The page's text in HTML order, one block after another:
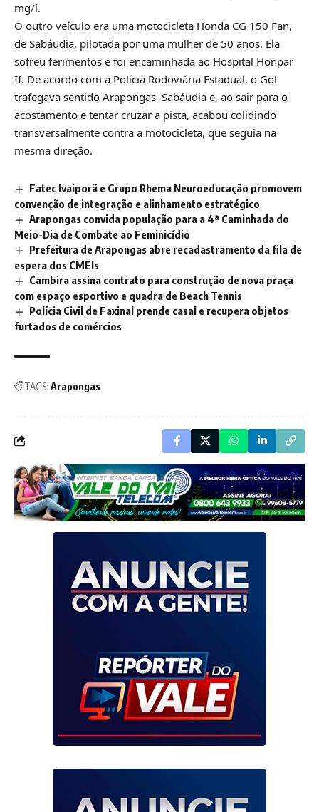
mg/l.
O outro veículo era uma motocicleta Honda CG 150 Fan,
de Sabáudia, pilotada por uma mulher de 50 anos. Ela
sofreu ferimentos e foi encaminhada ao Hospital Honpar
II. De acordo com a Polícia Rodoviária Estadual, o Gol
trafegava sentido Arapongas–Sabáudia e, ao sair para o
acostamento e tentar cruzar a pista, acabou colidindo
transversalmente contra a motocicleta, que seguia na
mesma direção.
Fatec Ivaiporã e Grupo Rhema Neuroeducação promovem
convenção de integração e alinhamento estratégico
Arapongas convida população para a 4ª Caminhada do
Meio-Dia de Combate ao Feminicídio
Prefeitura de Arapongas abre recadastramento da fila de
espera dos CMEIs
Cambira assina contrato para construção de nova praça
com espaço esportivo e quadra de Beach Tennis
Polícia Civil de Faxinal prende casal e recupera objetos
furtados de comércios
TAGS: Arapongas